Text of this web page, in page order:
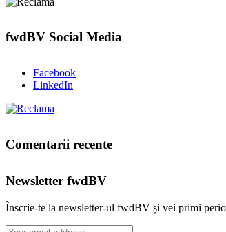
fwdBV Social Media
Facebook
LinkedIn
Comentarii recente
Newsletter fwdBV
Înscrie-te la newsletter-ul fwdBV și vei primi